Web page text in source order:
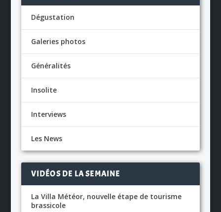
Dégustation
Galeries photos
Généralités
Insolite
Interviews
Les News
VIDÉOS DE LA SEMAINE
La Villa Météor, nouvelle étape de tourisme
brassicole